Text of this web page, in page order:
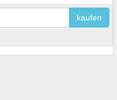
kaufen